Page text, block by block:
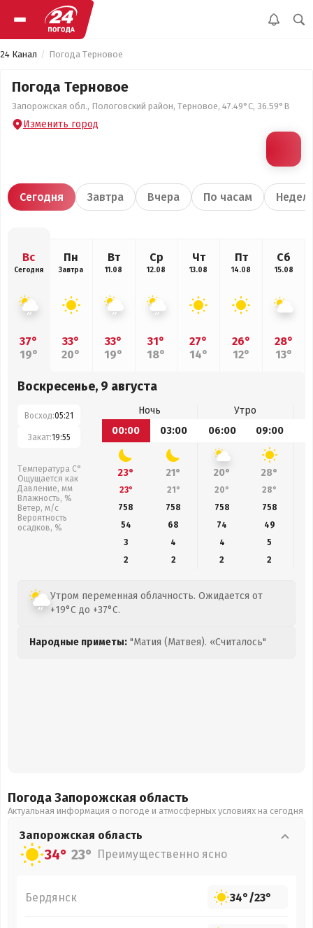
24 Канал Погода Терновое
Погода Терновое
Запорожская обл., Пологовский район, Терновое, 47.49°С, 36.59°В
Изменить город
Сегодня Завтра Вчера По часам
Вс
Сегодня
37°
19°
Пн
Завтра
33°
20°
Вт
11.08
33°
19°
Ср
12.08
31°
18°
Чт
13.08
27°
14°
Пт
14.08
26°
12°
Сб
15.08
28°
13°
Воскресенье, 9 августа
Восход:05:21
Закат:19:55
Температура С°
Ощущается как
Давление, мм
Влажность, %
Ветер, м/с
Вероятность
осадков, %
Ночь
Утро
00:00
03:00 06:00 09:00
23° 21° 20° 28°
23° 21° 20° 28°
758
758 758 758
54
68 74 49
3
4 4
5
2
2 2 2
Утром переменная облачность. Ожидается от
+19°C до +37°C.
Народные приметы: "Матия (Матвея). «Считалось"
Погода Запорожская область
Актуальная информация о погоде и атмосферных условиях на сегодня
Запорожская область
34° 23° Преимущественно ясно
Бердянск 34°/23°